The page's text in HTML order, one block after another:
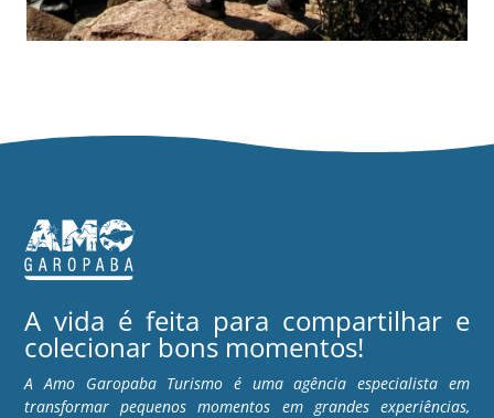
A vida é feita para compartilhar e
colecionar bons momentos!
A Amo Garopaba Turismo é uma agência especialista em
transformar pequenos momentos em grandes experiências,